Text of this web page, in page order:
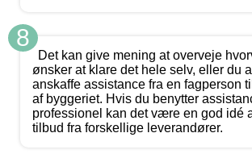
8
Det kan give mening at overveje
ønsker at klare det hele selv, eller du
anskaffe assistance fra en fagperson
af byggeriet. Hvis du benytter
professionel kan det være en god idé
tilbud fra forskellige leverandører.